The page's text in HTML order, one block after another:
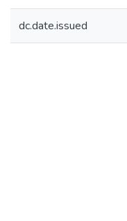
dc.date.issued